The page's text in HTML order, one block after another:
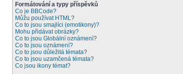
Formátování a typy příspěvků
Co je BBCode?
Můžu používat HTML?
Co to jsou smajlíci (emotikony)?
Mohu přidávat obrázky?
Co to jsou Globální oznámení?
Co to jsou oznámení?
Co to jsou důležitá témata?
Co to jsou uzamčená témata?
Co jsou ikony témat?